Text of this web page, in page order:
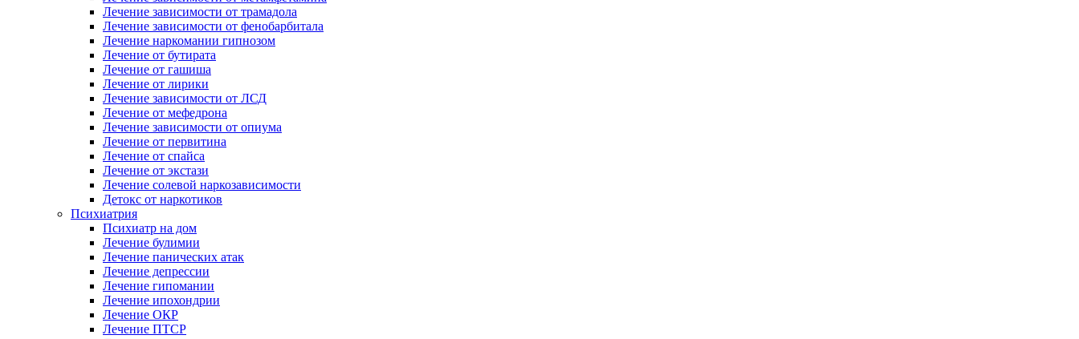
Лечение зависимости от трамадола
Лечение зависимости от фенобарбитала
Лечение наркомании гипнозом
Лечение от бутирата
Лечение от гашиша
Лечение от лирики
Лечение зависимости от ЛСД
Лечение от мефедрона
Лечение зависимости от опиума
Лечение от первитина
Лечение от спайса
Лечение от экстази
Лечение солевой наркозависимости
Детокс от наркотиков
Психиатрия
Психиатр на дом
Лечение булимии
Лечение панических атак
Лечение депрессии
Лечение гипомании
Лечение ипохондрии
Лечение ОКР
Лечение ПТСР